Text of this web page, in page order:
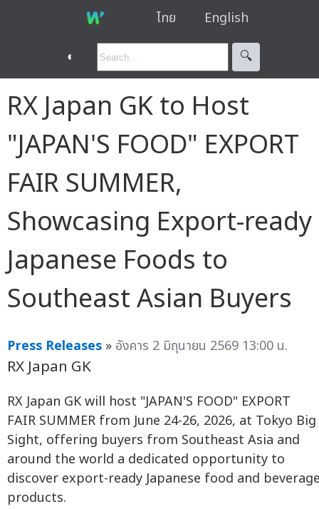
ไทย English
◐ 🔍︎
RX Japan GK to Host
"JAPAN'S FOOD" EXPORT
FAIR SUMMER,
Showcasing Export-ready
Japanese Foods to
Southeast Asian Buyers
Press Releases » อังคาร 2 มิถุนายน 2569 13:00 น.
RX Japan GK
RX Japan GK will host "JAPAN'S FOOD" EXPORT
FAIR SUMMER from June 24-26, 2026, at Tokyo Big
Sight, offering buyers from Southeast Asia and
around the world a dedicated opportunity to
discover export-ready Japanese food and
products.